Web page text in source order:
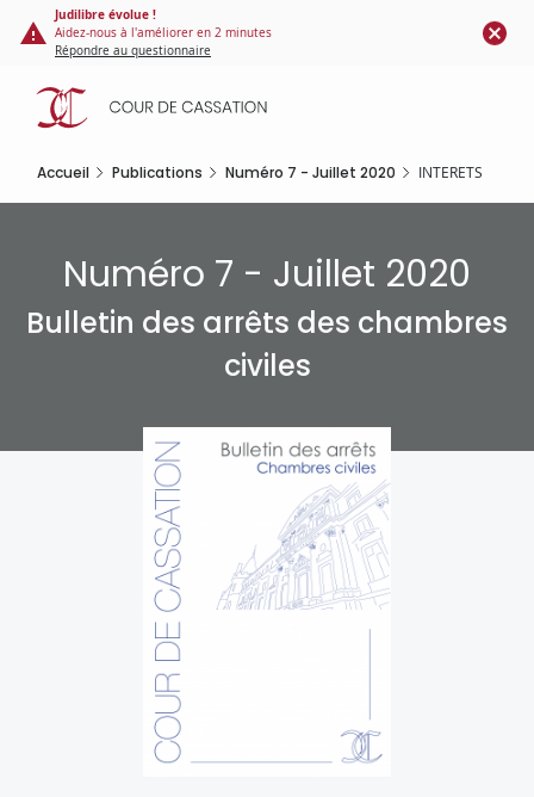
Panneau de gestion des cookies
contenu
principal
Judilibre évolue !
Aidez-nous à l'améliorer en 2 minutes
Répondre au questionnaire
Accueil Publications Numéro 7 - Juillet 2020 INTERETS
Numéro 7 - Juillet 2020
Bulletin des arrêts des chambres
civiles